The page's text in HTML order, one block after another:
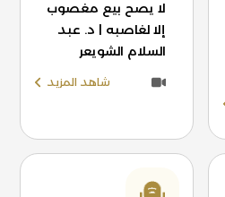
لا يصح بيع مغصوب
إلا لغاصبه | د. عبد
السلام الشويعر
شاهد المزيد